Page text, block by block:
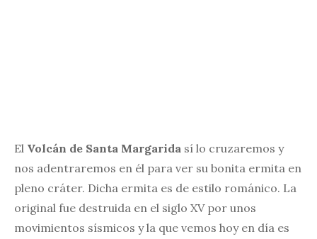
El Volcán de Santa Margarida sí lo cruzaremos y
nos adentraremos en él para ver su bonita ermita en
pleno cráter. Dicha ermita es de estilo románico. La
original fue destruida en el siglo XV por unos
movimientos sísmicos y la que vemos hoy en día es